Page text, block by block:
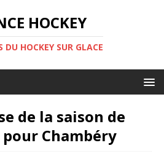
HOCKEY
DU HOCKEY SUR GLACE
de la saison de
Chambéry